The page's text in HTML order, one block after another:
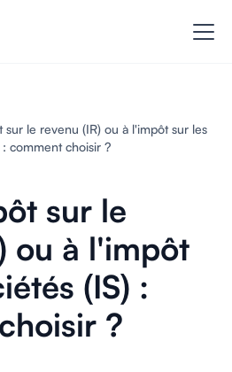
sur le revenu (IR) ou à l'impôt sur les
: comment choisir ?
sur le
ou à l'impôt
(IS) :
?